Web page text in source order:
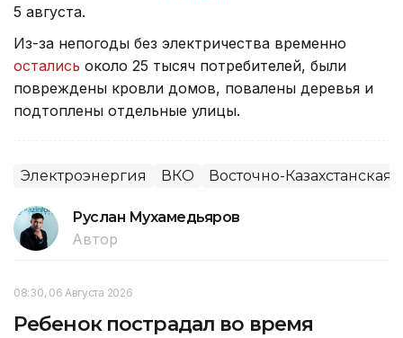
5 августа.
Из-за непогоды без электричества временно
остались около 25 тысяч потребителей, были
повреждены кровли домов, повалены деревья и
подтоплены отдельные улицы.
Электроэнергия ВКО Восточно-Казахстанская
Руслан Мухамедьяров
Автор
08:30, 06 Августа 2026
Ребенок пострадал во время